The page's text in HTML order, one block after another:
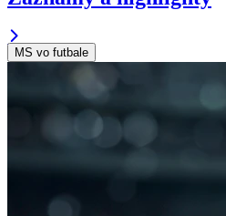
MS vo futbale